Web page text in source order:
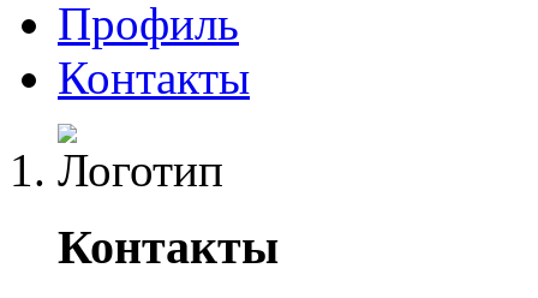
Профиль
Контакты
Контакты